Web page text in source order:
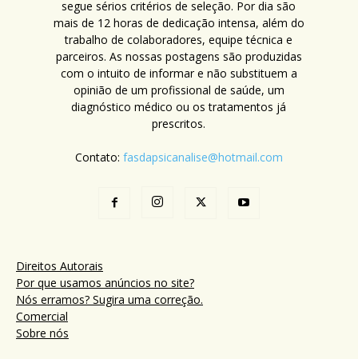
segue sérios critérios de seleção. Por dia são
mais de 12 horas de dedicação intensa, além do
trabalho de colaboradores, equipe técnica e
parceiros. As nossas postagens são produzidas
com o intuito de informar e não substituem a
opinião de um profissional de saúde, um
diagnóstico médico ou os tratamentos já
prescritos.
Contato: fasdapsicanalise@hotmail.com
Direitos Autorais
Por que usamos anúncios no site?
Nós erramos? Sugira uma correção.
Comercial
Sobre nós